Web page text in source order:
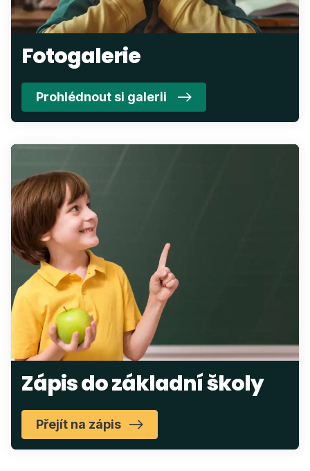
Fotogalerie
Prohlédnout si galerii
Zápis do základní školy
Přejít na zápis